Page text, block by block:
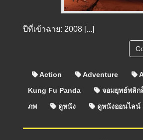
ปีที่เข้าฉาย: 2008 [...]
Action Adventure
Kung Fu Panda
จอมยุทธ์พลิก
ภพ
ดูหนัง ดูหนังออนไลน์